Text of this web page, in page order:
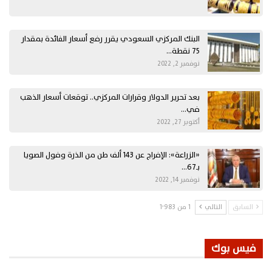
البنك المركزي السعودي يقرر رفع أسعار الفائدة بمقدار
75 نقطة…
نوفمبر 2, 2022
بعد تحرير الدولار وقرارات المركزي.. توقعات أسعار الذهب
في…
أكتوبر 27, 2022
«الزراعة»: الإفراج عن 143 ألف طن من الذرة وفول الصويا
بـ67…
نوفمبر 14, 2022
السابق التالي 1 من 1٬983
فيس بوك